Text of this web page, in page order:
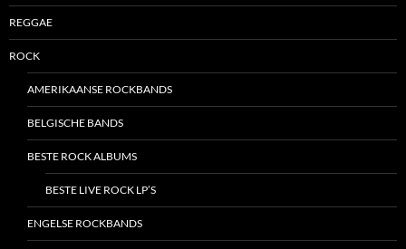
REGGAE
ROCK
AMERIKAANSE ROCKBANDS
BELGISCHE BANDS
BESTE ROCK ALBUMS
BESTE LIVE ROCK LP’S
ENGELSE ROCKBANDS